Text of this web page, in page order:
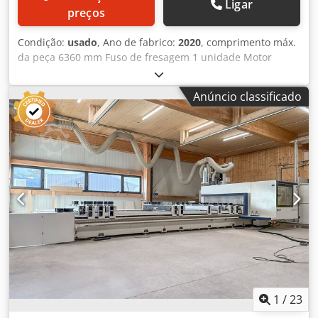
preços
Ligar
Condição: usado, Ano de fabrico: 2020, comprimento máx.
da peça 6360 mm Fuso de fresagem 1 unidade Motor
principal 13 kW Comando Maestro Centro de usinagem
CNC SCM ACCORD 40 FX para janelas e portas -----
DISPONÍVEL OPCIONALMENTE COM CUSTO ADICIONAL:
Conjunto abrangente de ferramentas para janelas e
portas, incluindo (cortes de janela mediante solicitação!):
Janela de madeira IV 68, 78, 92 Janela de madeira "estilo
clássico" Janela de madeira-alumínio Portas de entrada
Portas de correr elevatórias Janela caixilho Máquina ainda
em operação para visitação! Resumo técnico (descrição
detalhada mediante solicitação!): ----- - Campo de trabalho
X-Y= 6360x1905 Z=350 - Mesa automática com 8 trilhos de
sustentação MATIC - L1825 - Fuso de 5 eixos MAXI - Prisma
T, HSK 63 E, 13 kW - Sistema de autocalibração RTCP para o
agregador Prisma - Dispositivo de ejeção de cavacos
ajustável no eletrofuso - Preparação para caixa angular
"Prisma T-S" - Unidade de trabalho BRC: Lâmina para
usinagem das extremidades, 1 conexão para fresas,
Anúncio classificado
1 /23